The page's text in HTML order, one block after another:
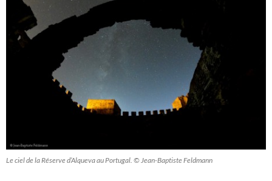
Le ciel de la Réserve d’Alqueva au Portugal. © Jean-Baptiste Feldmann